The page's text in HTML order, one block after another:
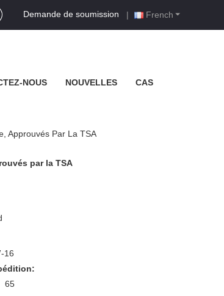
French
Demande de soumission |
NOUS NOUVELLES CAS
Approuvés Par La TSA
par la TSA
16
65